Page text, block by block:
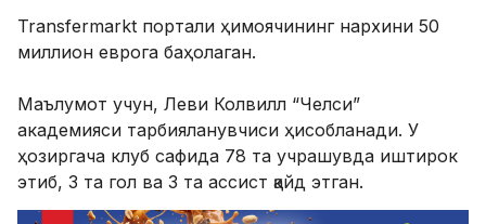
Transfermarkt портали ҳимоячининг нархини 50
миллион еврога баҳолаган.
Маълумот учун, Леви Колвилл “Челси”
академияси тарбияланувчиси ҳисобланади. У
ҳозиргача клуб сафида 78 та учрашувда иштирок
этиб, 3 та гол ва 3 та ассист қайд этган.